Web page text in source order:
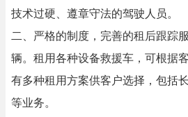
技术过硬、遵章守法的驾驶人员。
二、严格的制度，完善的租后跟踪
辆。租用各种设备救援车，可根据
有多种租用方案供客户选择，包括
等业务。